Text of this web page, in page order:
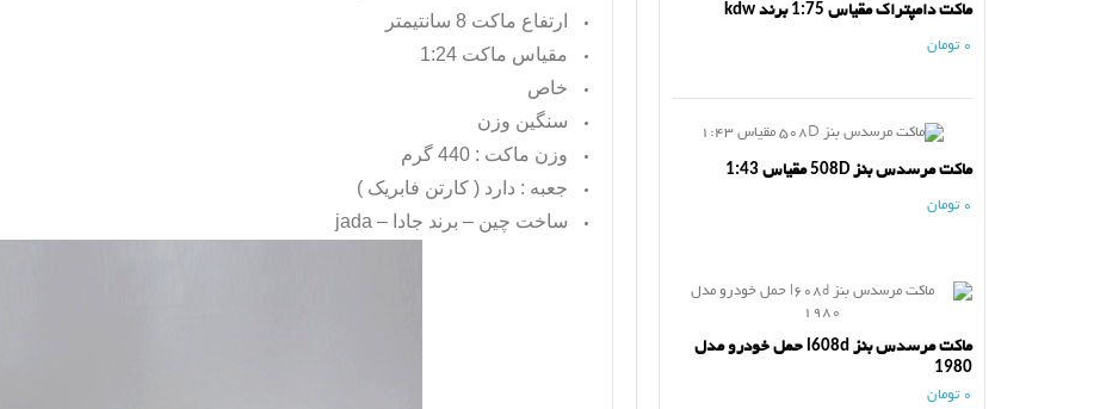
ماکت دامپتراک مقیاس 1:75 برند kdw
0 تومان
ماکت مرسدس بنز 508D مقیاس 1:43
0 تومان
ماکت مرسدس بنز l608d حمل خودرو مدل
1980
0 تومان
ارتفاع ماکت 8 سانتیمتر
مقیاس ماکت 1:24
خاص
سنگین وزن
وزن ماکت : 440 گرم
جعبه : دارد ( کارتن فابریک )
ساخت چین – برند جادا – jada